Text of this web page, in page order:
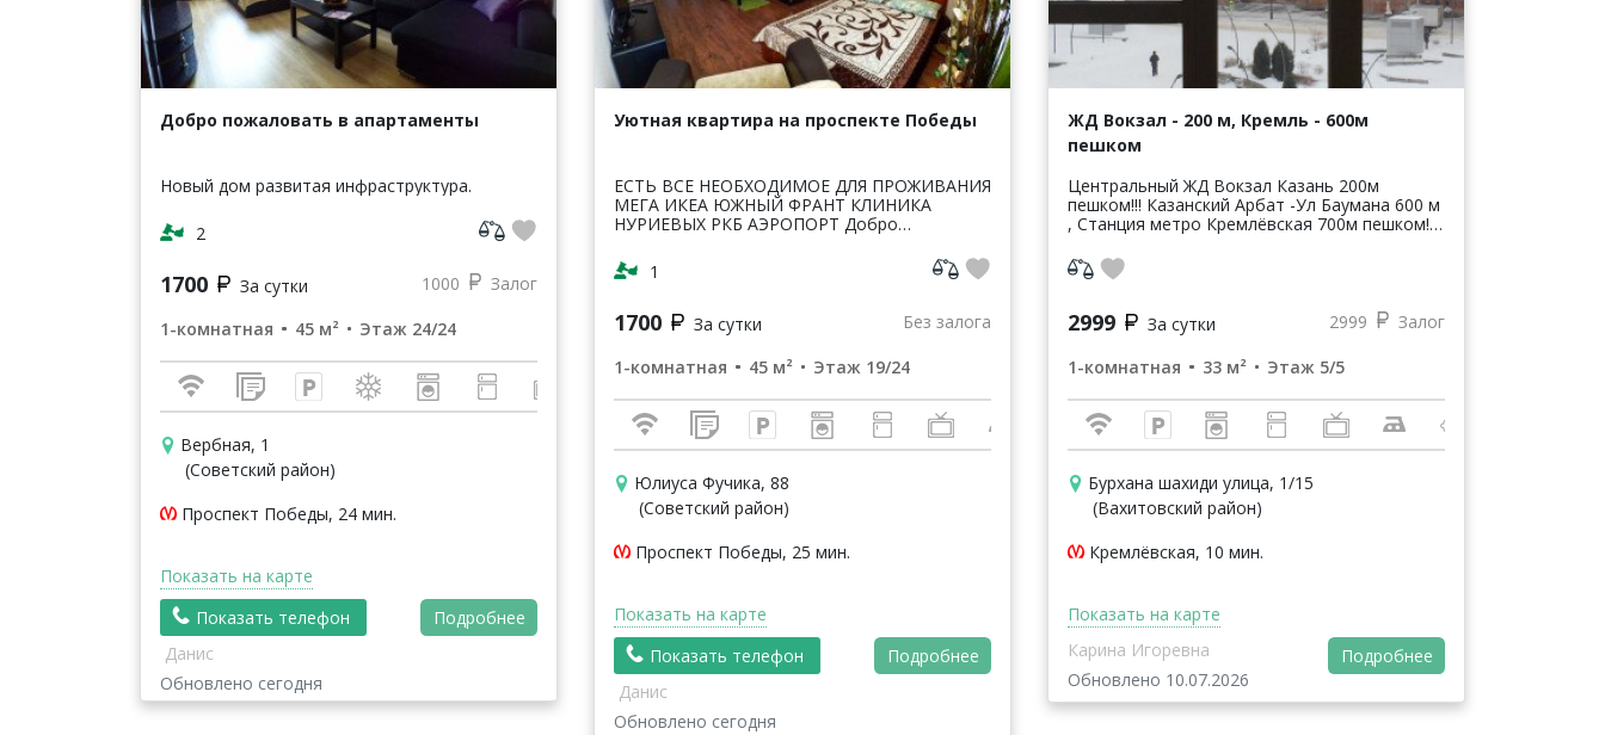
Добро пожаловать в апартаменты
Новый дом развитая инфраструктура.
2
1700 За сутки 1000
Залог
1-комнатная
45 м² Этаж 24/24
Вербная, 1
(Советский район)
Проспект Победы, 24 мин.
Показать на карте
Показать телефон
Подробнее
Данис
Обновлено сегодня
Уютная квартира на проспекте Победы
ЕСТЬ ВСЕ НЕОБХОДИМОЕ ДЛЯ ПРОЖИВАНИЯ
МЕГА ИКЕА ЮЖНЫЙ ФРАНТ КЛИНИКА
НУРИЕВЫХ РКБ АЭРОПОРТ Добро
уютная квартира недалеко от торгового
центра Мега-Икеа. ...
1
1700 За сутки
Без залога
1-комнатная
45 м² Этаж 19/24
Юлиуса Фучика, 88
(Советский район)
Проспект Победы, 25 мин.
Показать на карте
Показать телефон
Подробнее
Данис
Обновлено сегодня
ЖД Вокзал - 200 м, Кремль - 600м
пешком
Центральный ЖД Вокзал Казань 200м
пешком!!! Казанский Арбат -Ул Баумана 600 м
, Станция метро Кремлёвская 700м пешком!!!!!
Кул-Шариф 700 м пешком ...
2999 За сутки 2999
Залог
1-комнатная
33 м² Этаж 5/5
Бурхана шахиди улица, 1/15
(Вахитовский район)
Кремлёвская, 10 мин.
Показать на карте
Карина Игоревна
Обновлено 10.07.2026
Подробнее